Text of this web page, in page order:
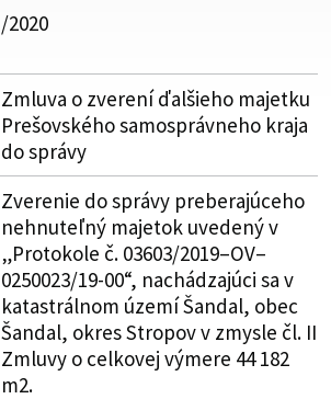
/2020
Zmluva o zverení ďalšieho majetku
Prešovského samosprávneho kraja
do správy
Zverenie do správy preberajúceho
nehnuteľný majetok uvedený v
„Protokole č. 03603/2019–OV–
0250023/19-00“, nachádzajúci sa v
katastrálnom území Šandal, obec
Šandal, okres Stropov v zmysle čl. II
Zmluvy o celkovej výmere 44 182
m2.